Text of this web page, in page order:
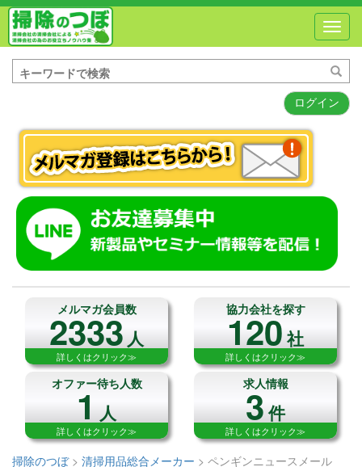
ログイン
メルマガ会員数
2333人
詳しくはクリック≫
協力会社を探す
120社
詳しくはクリック≫
オファー待ち人数
1人
詳しくはクリック≫
求人情報
3件
詳しくはクリック≫
掃除のつぼ> 清掃用品総合メーカー > ペンギンニュースメール